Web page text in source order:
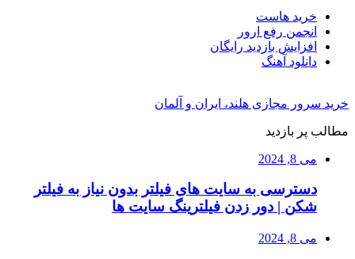
خرید هاست
انجمن رفع ارور
افزایش بازدید رایگان
دانلود آهنگ
خرید سرور مجازی هلند، ایران و آلمان
مطالب پر بازدید
می 8, 2024
دسترسی به سایت های فیلتر بدون نیاز به فیلتر
شکن | دور زدن فیلترینگ سایت ها
می 8, 2024